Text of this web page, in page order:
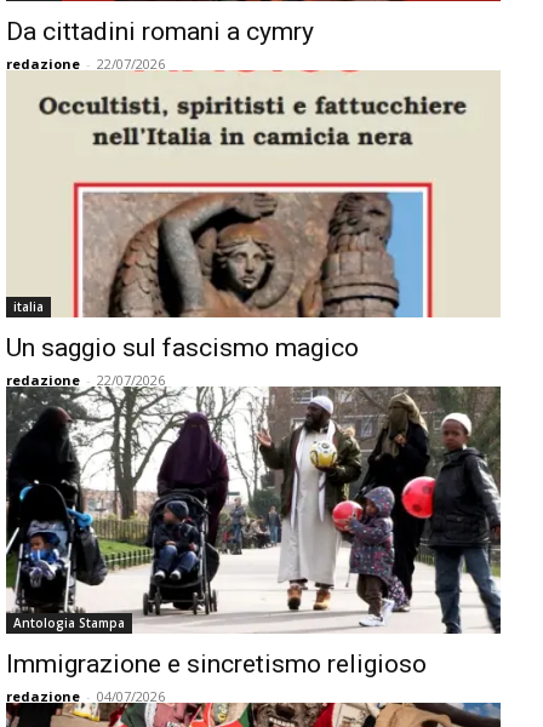
Da cittadini romani a cymry
redazione - 22/07/2026
italia
Un saggio sul fascismo magico
redazione - 22/07/2026
Antologia Stampa
Immigrazione e sincretismo religioso
redazione - 04/07/2026